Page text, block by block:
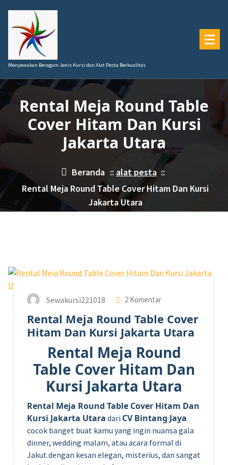
konten
Menyewakan Beragam Jenis Kursi dan Alat Pesta Berkualitas
Rental Meja Round Table
Cover Hitam Dan Kursi
Jakarta Utara
Beranda :: alat pesta::
Rental Meja Round Table Cover Hitam Dan Kursi
Jakarta Utara
Sewakursi221018 2 Komentar
Rental Meja Round Table Cover
Hitam Dan Kursi Jakarta Utara
Rental Meja Round
Table Cover Hitam Dan
Kursi Jakarta Utara
Rental Meja Round Table Cover Hitam Dan
Kursi Jakarta Utara dari CV Bintang Jaya
cocok banget buat kamu yang ingin nuansa gala
dinner, wedding malam, atau acara formal di
Jakut dengan kesan elegan, misterius, dan sangat